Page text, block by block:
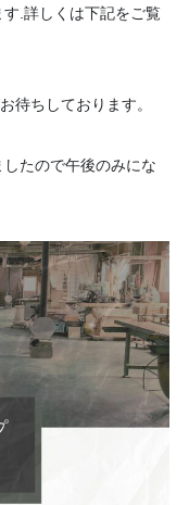
.詳しくは下記をご覧
待ちしております。
たので午後のみにな